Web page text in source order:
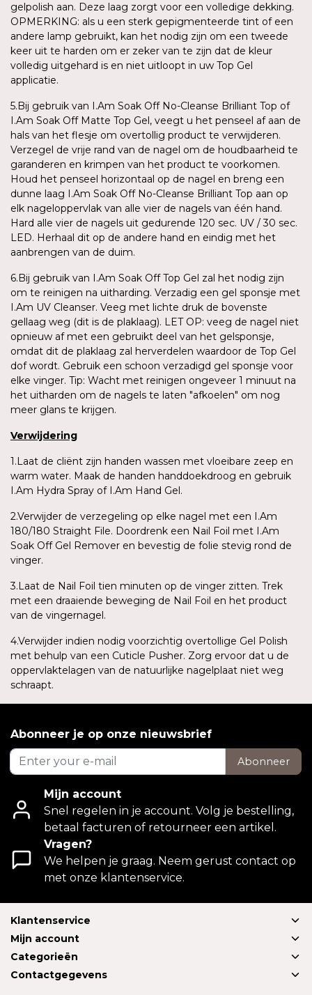
gelpolish aan. Deze laag zorgt voor een volledige dekking.
OPMERKING: als u een sterk gepigmenteerde tint of een
andere lamp gebruikt, kan het nodig zijn om een tweede
keer uit te harden om er zeker van te zijn dat de kleur
volledig uitgehard is en niet uitloopt in uw Top Gel
applicatie.
5.Bij gebruik van I.Am Soak Off No-Cleanse Brilliant Top of
I.Am Soak Off Matte Top Gel, veegt u het penseel af aan de
hals van het flesje om overtollig product te verwijderen.
Verzegel de vrije rand van de nagel om de houdbaarheid te
garanderen en krimpen van het product te voorkomen.
Houd het penseel horizontaal op de nagel en breng een
dunne laag I.Am Soak Off No-Cleanse Brilliant Top aan op
elk nageloppervlak van alle vier de nagels van één hand.
Hard alle vier de nagels uit gedurende 120 sec. UV / 30 sec.
LED. Herhaal dit op de andere hand en eindig met het
aanbrengen van de duim.
6.Bij gebruik van I.Am Soak Off Top Gel zal het nodig zijn
om te reinigen na uitharding. Verzadig een gel sponsje met
I.Am UV Cleanser. Veeg met lichte druk de bovenste
gellaag weg (dit is de plaklaag). LET OP: veeg de nagel niet
opnieuw af met een gebruikt deel van het gelsponsje,
omdat dit de plaklaag zal herverdelen waardoor de Top Gel
dof wordt. Gebruik een schoon verzadigd gel sponsje voor
elke vinger. Tip: Wacht met reinigen ongeveer 1 minuut na
het uitharden om de nagels te laten "afkoelen" om nog
meer glans te krijgen.
Verwijdering
1.Laat de cliënt zijn handen wassen met vloeibare zeep en
warm water. Maak de handen handdoekdroog en gebruik
I.Am Hydra Spray of I.Am Hand Gel.
2.Verwijder de verzegeling op elke nagel met een I.Am
180/180 Straight File. Doordrenk een Nail Foil met I.Am
Soak Off Gel Remover en bevestig de folie stevig rond de
vinger.
3.Laat de Nail Foil tien minuten op de vinger zitten. Trek
met een draaiende beweging de Nail Foil en het product
van de vingernagel.
4.Verwijder indien nodig voorzichtig overtollige Gel Polish
met behulp van een Cuticle Pusher. Zorg ervoor dat u de
oppervlaktelagen van de natuurlijke nagelplaat niet weg
schraapt.
Abonneer je op onze nieuwsbrief
Abonneer
Mijn account
Snel regelen in je account. Volg je bestelling,
betaal facturen of retourneer een artikel.
Vragen?
We helpen je graag. Neem gerust contact op
met onze klantenservice.
Klantenservice
Mijn account
Categorieën
Contactgegevens